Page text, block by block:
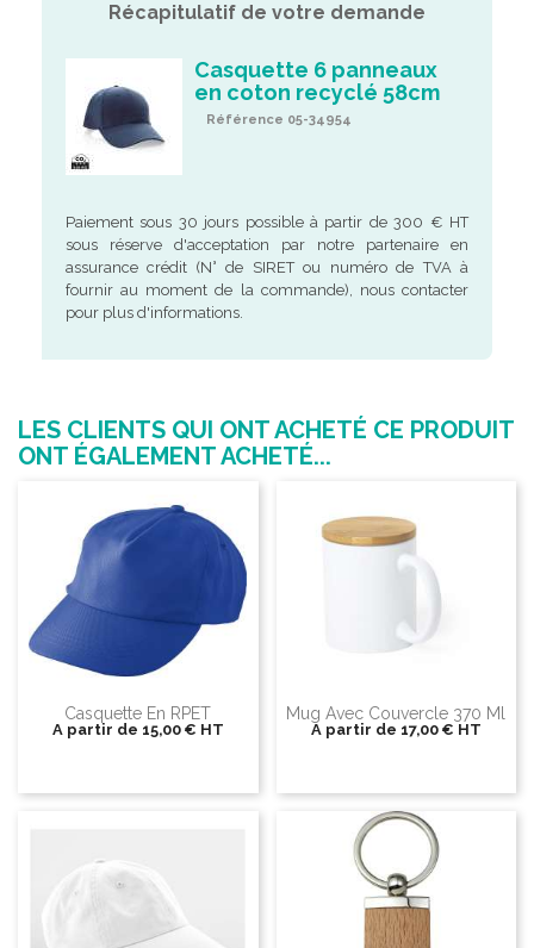
Récapitulatif de votre demande
Casquette 6 panneaux
en coton recyclé 58cm
Référence 05-34954
Paiement sous 30 jours possible à partir de 300 € HT
sous réserve d'acceptation par notre partenaire en
assurance crédit (N° de SIRET ou numéro de TVA à
fournir au moment de la commande), nous contacter
pour plus d'informations.
LES CLIENTS QUI ONT ACHETÉ CE PRODUIT
ONT ÉGALEMENT ACHETÉ...
Casquette En RPET
A partir de 15,00 € HT
Mug Avec Couvercle 370 Ml
A partir de 17,00 € HT